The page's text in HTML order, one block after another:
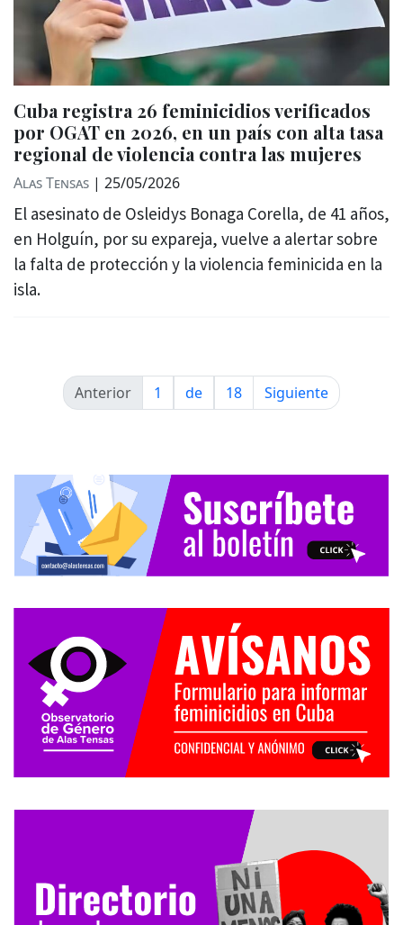
Cuba registra 26 feminicidios verificados
por OGAT en 2026, en un país con alta tasa
regional de violencia contra las mujeres
Alas Tensas | 25/05/2026
El asesinato de Osleidys Bonaga Corella, de 41 años,
en Holguín, por su expareja, vuelve a alertar sobre
la falta de protección y la violencia feminicida en la
isla.
Anterior 1 de 18 Siguiente